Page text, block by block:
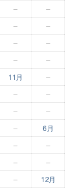
– –
–
–
– –
–
–
11月 –
–
–
– –
– 6月
– –
–
–
– 12月